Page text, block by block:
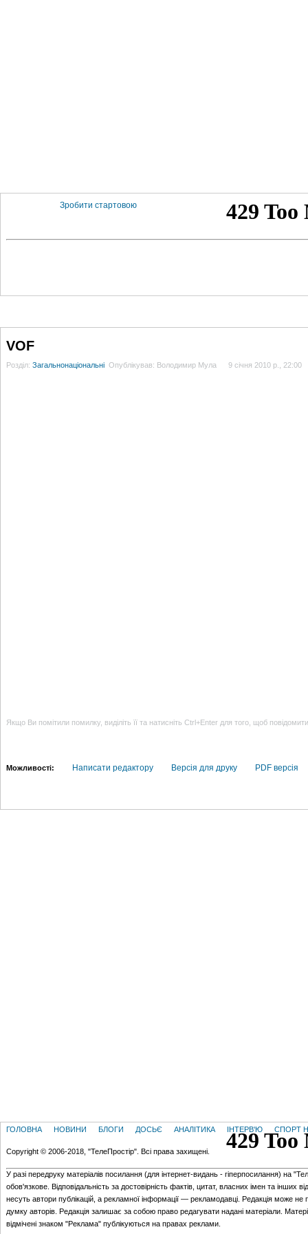
Зробити стартовою
VOF
Розділ: Загальнонаціональні Опублікував: Володимир Мула 9 січня 2010 р., 22:00
Якщо Ви помітили помилку, виділіть її та натисніть Ctrl+Enter для того, щоб
Можливості: Написати редактору Версія для друку PDF версія
ГОЛОВНА НОВИНИ БЛОГИ ДОСЬЄ АНАЛІТИКА ІНТЕРВ'Ю СПОРТ
Copyright © 2006-2018, "ТелеПростір". Всі права захищені.
У разі передруку матеріалів посилання (для iнтернет-видань - гiперпосилання) на
обов'язкове. Відповідальність за достовірність фактів, цитат, власних імен та інших
несуть автори публікацій, а рекламної інформації — рекламодавці. Редакція може не
думку авторів. Редакція залишає за собою право редагувати надані матеріали.
відмічені знаком "Реклама" публікуються на правах реклами.